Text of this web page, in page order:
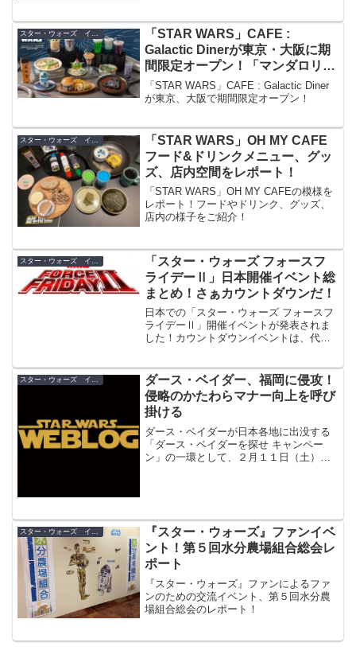
スター・ウォーズ イベント
「STAR WARS」CAFE :
Galactic Dinerが東京・大阪に期
間限定オープン！「マンダロリア
ン」のほか『ローグ・ワン』10周
年記念メニューも
「STAR WARS」CAFE : Galactic Diner
が東京、大阪で期間限定オープン！
「STAR WARS」OH MY CAFE
フード&ドリンクメニュー、グッ
ズ、店内空間をレポート！
「STAR WARS」OH MY CAFEの模様を
レポート！フードやドリンク、グッズ、
店内の様子をご紹介！
スター・ウォーズ イベント
「スター・ウォーズ フォースフ
ライデーⅡ」日本開催イベント総
まとめ！さぁカウントダウンだ！
日本での「スター・ウォーズ フォースフ
ライデーⅡ」開催イベントが発表されま
した！カウントダウンイベントは、代官
にて開催！
スター・ウォーズ イベント
ダース・ベイダー、福岡に侵攻！
侵略のかたわらマナー向上を呼び
掛ける
ダース・ベイダーが日本各地に出没する
「ダース・ベイダーを探せ キャンペー
ン」の一環として、２月１１日（土）に
スター・ウォーズ イベント
『スター・ウォーズ』ファンイベ
ント！第５回水分農場組合総会レ
ポート
『スター・ウォーズ』ファンによるファ
ンのための交流イベント、第５回水分農
場組合総会のレポート！